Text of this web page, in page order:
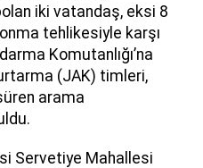
iki vatandaş, eksi 8
tehlikesiyle karşı
Komutanlığı’na
(JAK) timleri,
arama
Servetiye Mahallesi